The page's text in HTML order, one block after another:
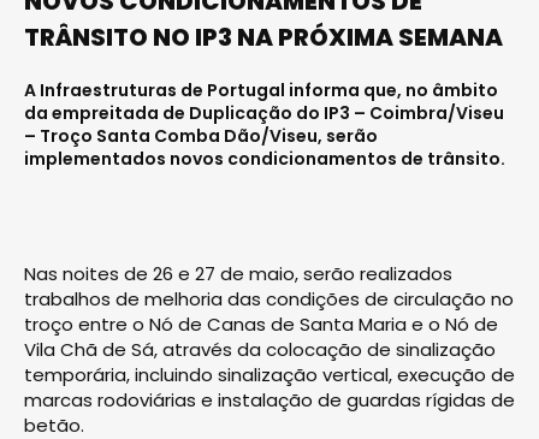
TRÂNSITO NO IP3 NA PRÓXIMA SEMANA
A Infraestruturas de Portugal informa que, no âmbito
da empreitada de Duplicação do IP3 – Coimbra/Viseu
– Troço Santa Comba Dão/Viseu, serão
implementados novos condicionamentos de trânsito.
Nas noites de 26 e 27 de maio, serão realizados
trabalhos de melhoria das condições de circulação no
troço entre o Nó de Canas de Santa Maria e o Nó de
Vila Chã de Sá, através da colocação de sinalização
temporária, incluindo sinalização vertical, execução de
marcas rodoviárias e instalação de guardas rígidas de
betão.